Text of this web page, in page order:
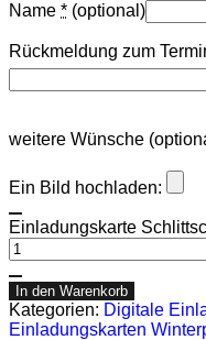
Name * (optional)
Rückmeldung zum
weitere Wünsche
Ein Bild hochladen:
Einladungskarte
In den Warenkorb
Kategorien: Digitale
Einladungskarten